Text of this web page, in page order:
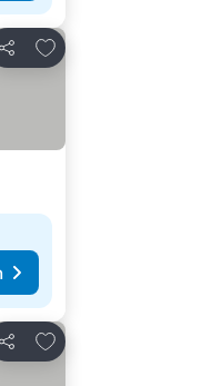
แชร์
เพิ่มในรายการโปรด
แชร์
เพิ่มในรายการโปรด